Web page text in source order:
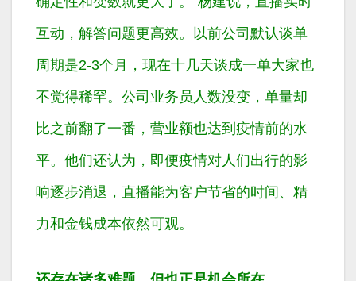
互动，解答问题更高效。以前公司默认谈单
周期是2-3个月，现在十几天谈成一单大家也
不觉得稀罕。公司业务员人数没变，单量却
比之前翻了一番，营业额也达到疫情前的水
平。他们还认为，即便疫情对人们出行的影
响逐步消退，直播能为客户节省的时间、精
力和金钱成本依然可观。